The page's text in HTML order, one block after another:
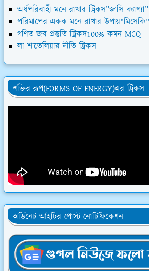
অর্ধপরিবাহী মনে রাখার ট্রিকস”জাসি ক্যাগ্যা”
পরিমাপের একক মনে রাখার উপায়"মিসেকি"
গণিত জব প্রস্তুতি ট্রিকস100% কমন MCQ
লা শাতেলিয়ার নীতি ট্রিকস
শক্তির রূপ(FORMS OF ENERGY)এর ট্রিকস
অর্ডিনেট আইটির পোস্ট নোটিফিকেশন